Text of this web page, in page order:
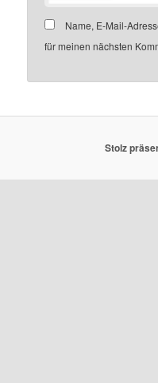
Name, E-Mail-
für meinen nächsten
Stolz